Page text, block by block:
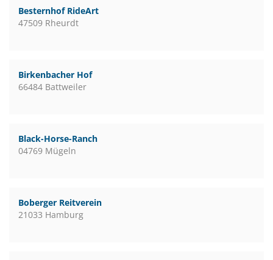
Besternhof RideArt
47509 Rheurdt
Birkenbacher Hof
66484 Battweiler
Black-Horse-Ranch
04769 Mügeln
Boberger Reitverein
21033 Hamburg